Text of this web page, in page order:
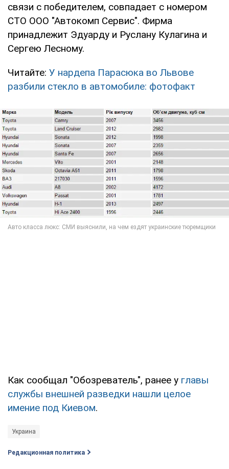
связи с победителем, совпадает с номером
СТО ООО "Автокомп Сервис". Фирма
принадлежит Эдуарду и Руслану Кулагина и
Сергею Лесному.
Читайте: У нардепа Парасюка во Львове
разбили стекло в автомобиле: фотофакт
Как сообщал "Обозреватель", ранее у главы
службы внешней разведки нашли целое
имение под Киевом.
Украина
Редакционная политика